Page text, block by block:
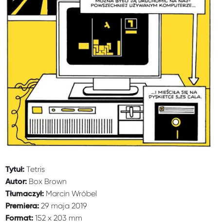
Tytuł: Tetris
Autor: Box Brown
Tłumaczył: Marcin Wróbel
Premiera: 29 maja 2019
Format: 152 x 203 mm